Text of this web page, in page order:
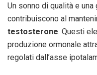
Un sonno di qualità e
contribuiscono al
testosterone. Questi
produzione ormonale
regolati dall’asse